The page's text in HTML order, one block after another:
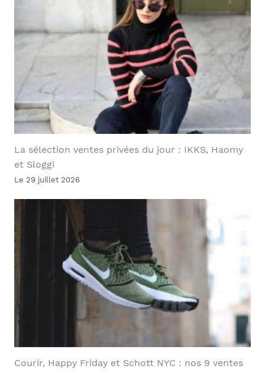
La sélection ventes privées du jour : IKKS, Haomy
et Sloggi
Le 29 juillet 2026
Courir, Happy Friday et Schott NYC : nos 9 ventes